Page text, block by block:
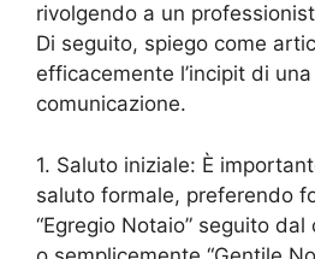
rivolgendo a un
Di seguito, spiego come
efficacemente l’incipit di
comunicazione.
1. Saluto iniziale: È
saluto formale, preferendo
“Egregio Notaio” seguito